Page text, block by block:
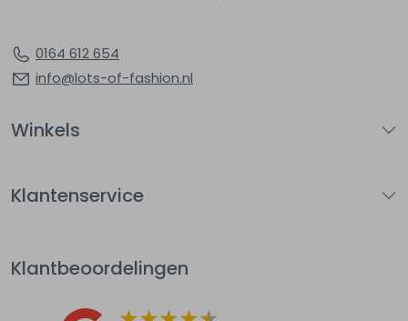
0164 612 654
info@lots-of-fashion.nl
Winkels
Klantenservice
Klantbeoordelingen